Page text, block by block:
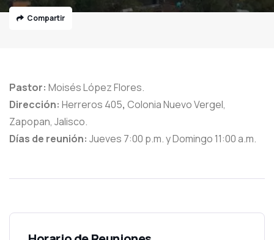
Compartir
Pastor: Moisés López Flores.
Dirección: Herreros 405, Colonia Nuevo Vergel,
Zapopan, Jalisco.
Días de reunión: Jueves 7:00 p.m. y Domingo 11:00 a.m.